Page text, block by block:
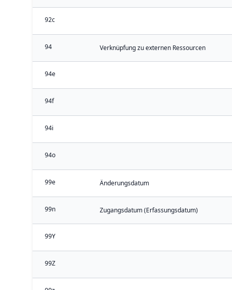
92c
94 Verknüpfung zu externen Ressourcen
94e
94f
94i
94o
99e Änderungsdatum
99n Zugangsdatum (Erfassungsdatum)
99Y
99Z